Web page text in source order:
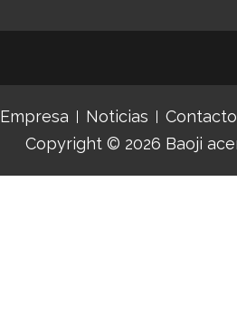
Empresa Noticias
Contacto
Copyright © 2026 Baoji